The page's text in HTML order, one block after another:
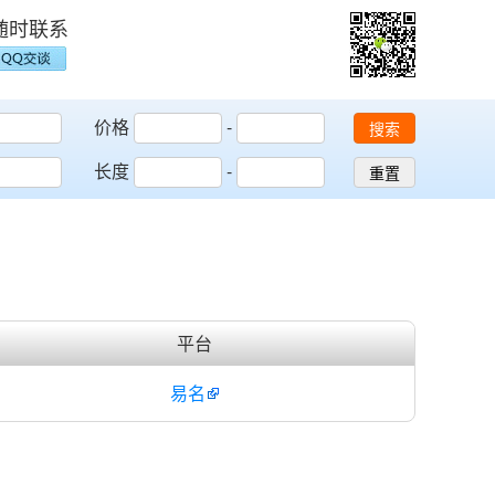
时联系
价格
-
长度
-
搜索
重置
平台
易名